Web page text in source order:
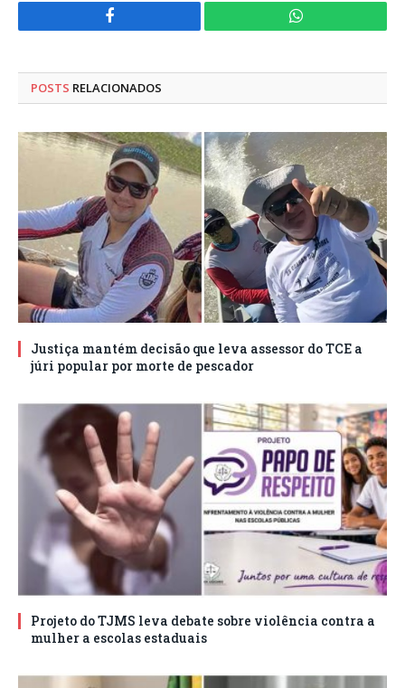
Facebook WhatsApp
POSTS RELACIONADOS
Justiça mantém decisão que leva assessor do TCE a
júri popular por morte de pescador
Projeto do TJMS leva debate sobre violência contra a
mulher a escolas estaduais